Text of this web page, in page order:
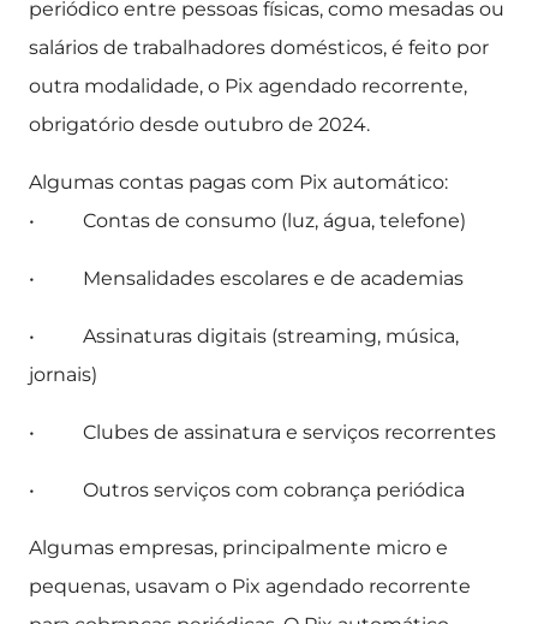
periódico entre pessoas físicas, como mesadas ou
salários de trabalhadores domésticos, é feito por
outra modalidade, o Pix agendado recorrente,
obrigatório desde outubro de 2024.
Algumas contas pagas com Pix automático:
• Contas de consumo (luz, água, telefone)
• Mensalidades escolares e de academias
• Assinaturas digitais (streaming, música,
jornais)
• Clubes de assinatura e serviços recorrentes
• Outros serviços com cobrança periódica
Algumas empresas, principalmente micro e
pequenas, usavam o Pix agendado recorrente